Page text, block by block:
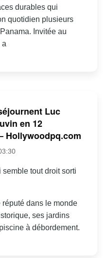
durables qui
quotidien plusieurs
Invitée au
a
Luc
en 12
Hollywoodpq.com
tout droit sorti
dans le monde
ses jardins
à débordement.